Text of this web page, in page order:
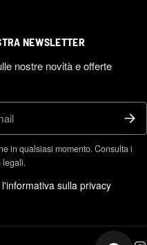
NEWSLETTER
nostre novità e offerte
in qualsiasi momento. Consulta i
legali.
sulla privacy